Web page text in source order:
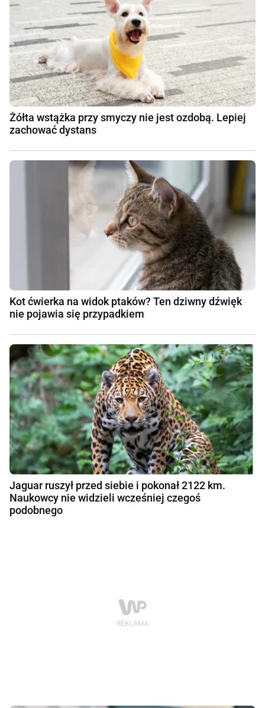
Żółta wstążka przy smyczy nie jest ozdobą. Lepiej
zachować dystans
Kot ćwierka na widok ptaków? Ten dziwny dźwięk
nie pojawia się przypadkiem
Jaguar ruszył przed siebie i pokonał 2122 km.
Naukowcy nie widzieli wcześniej czegoś
podobnego